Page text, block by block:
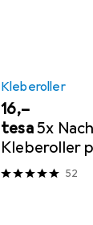
Kleberoller
EUR
16,–
tesa5x
Kleberoller
52